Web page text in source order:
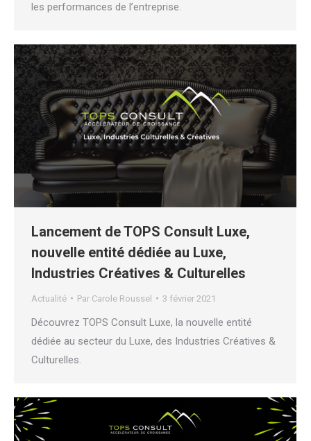
les performances de l’entreprise.
Lancement de TOPS Consult Luxe,
nouvelle entité dédiée au Luxe,
Industries Créatives & Culturelles
Actualité Par Carole Roussel 3 février 2021
Découvrez TOPS Consult Luxe, la nouvelle entité
dédiée au secteur du Luxe, des Industries Créatives &
Culturelles.